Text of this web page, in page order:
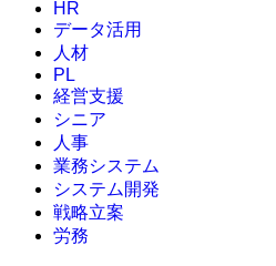
HR
データ活用
人材
PL
経営支援
シニア
人事
業務システム
システム開発
戦略立案
労務